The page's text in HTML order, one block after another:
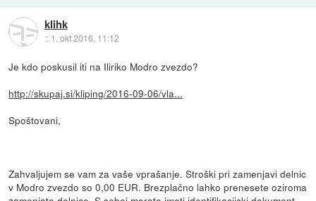
klihk
:: 1. okt 2016, 11:12
Je kdo poskusil iti na Iliriko Modro zvezdo?
http://skupaj.si/kliping/2016-09-06/vla...
Spoštovani,
Zahvaljujem se vam za vaše vprašanje. Stroški pri zamenjavi delnic
v Modro zvezdo so 0,00 EUR. Brezplačno lahko prenesete oziroma